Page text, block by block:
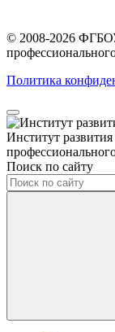
© 2008-2026
Политика
Институт развития
Поиск по сайту